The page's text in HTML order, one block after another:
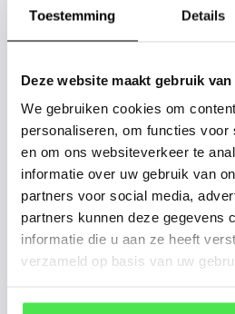
Toestemming Details
Deze website maakt gebruik
We gebruiken cookies om
personaliseren, om functies voor
en om ons websiteverkeer te
informatie over uw gebruik van
partners voor social media,
partners kunnen deze gegevens
informatie die u aan ze heeft
verzameld op basis van uw
tussen? Laat het
gaan we voor u
de plantnaam,
vorm. Wilt u weten
boom er ongeveer
kunnen u een foto
06 45 601 508